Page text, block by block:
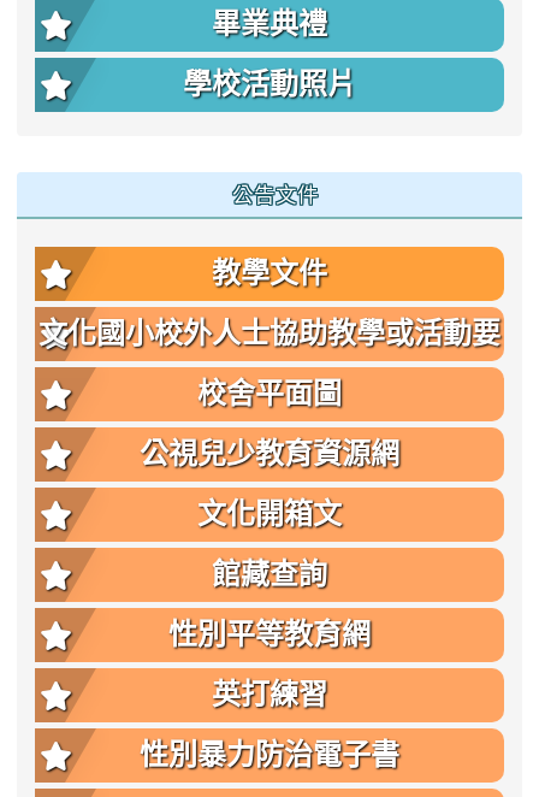
畢業典禮
學校活動照片
公告文件
教學文件
文化國小校外人士協助教學或活動要
點
校舍平面圖
公視兒少教育資源網
文化開箱文
館藏查詢
性別平等教育網
英打練習
性別暴力防治電子書